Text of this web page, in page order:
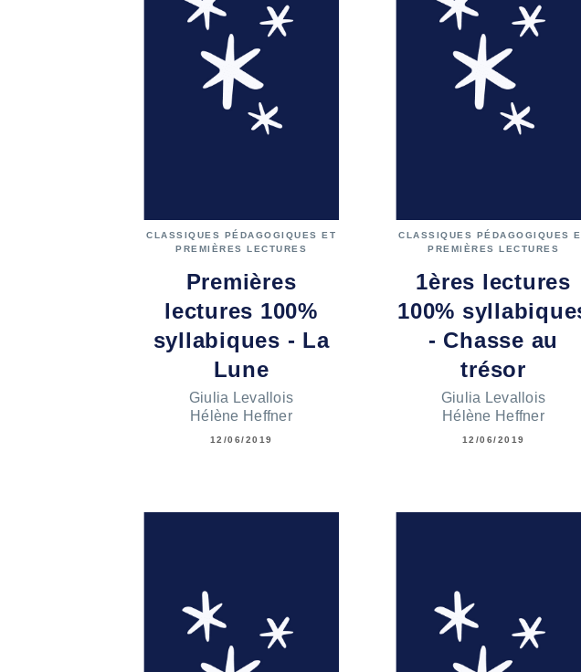
CLASSIQUES PÉDAGOGIQUES ET
PREMIÈRES LECTURES
Premières
lectures 100%
syllabiques - La
Lune
Giulia Levallois
Hélène Heffner
12/06/2019
CLASSIQUES PÉDAGOGIQUES
PREMIÈRES LECTURES
1ères lectures
100%
- Chasse au
trésor
Giulia Levallois
Hélène Heffner
12/06/2019